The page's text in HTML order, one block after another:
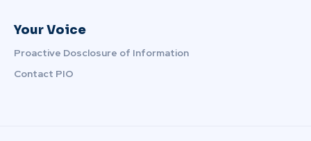
Your Voice
Proactive Dosclosure of Information
Contact PIO